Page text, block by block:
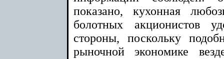
показано, кухонная
болотных акционистов
стороны, поскольку
рыночной экономике